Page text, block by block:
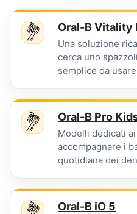
Oral-B Vitality
Una soluzione
cerca uno
semplice da
Oral-B Pro
Modelli dedicati
accompagnare i
quotidiana dei
Oral-B iO 5